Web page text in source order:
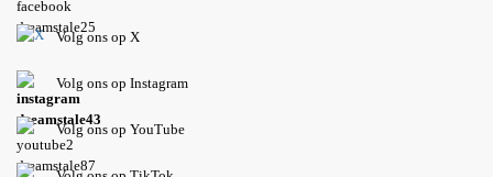
Volg ons op X
Volg ons op Instagram
Volgons op YouTube